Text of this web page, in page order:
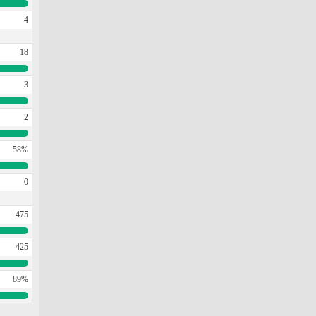
4
18
3
2
58%
0
475
425
89%